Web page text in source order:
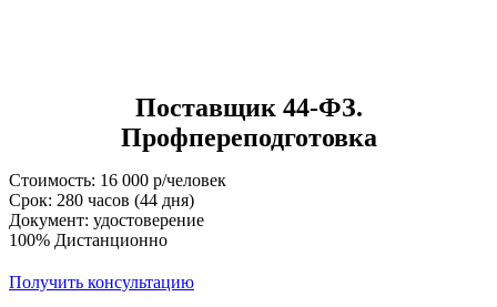
Поставщик 44-ФЗ.
Профпереподготовка
Стоимость: 16 000 р/человек
Срок: 280 часов (44 дня)
Документ: удостоверение
100% Дистанционно
Получить консультацию